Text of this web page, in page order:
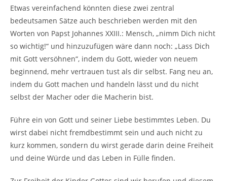
Etwas vereinfachend könnten diese zwei zentral
bedeutsamen Sätze auch beschrieben werden mit den
Worten von Papst Johannes XXIII.: Mensch, „nimm Dich nicht
so wichtig!“ und hinzuzufügen wäre dann noch: „Lass Dich
mit Gott versöhnen“, indem du Gott, wieder von neuem
beginnend, mehr vertrauen tust als dir selbst. Fang neu an,
indem du Gott machen und handeln lässt und du nicht
selbst der Macher oder die Macherin bist.
Führe ein von Gott und seiner Liebe bestimmtes Leben. Du
wirst dabei nicht fremdbestimmt sein und auch nicht zu
kurz kommen, sondern du wirst gerade darin deine Freiheit
und deine Würde und das Leben in Fülle finden.